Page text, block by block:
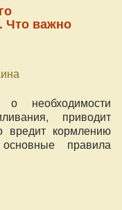
Что важно
необходимости
приводит
вредит кормлению
правила